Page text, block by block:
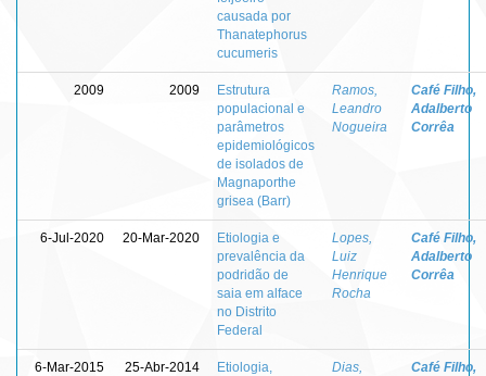
causada por
Thanatephorus
cucumeris
2009 2009
Estrutura
populacional e
parâmetros
epidemiológicos
de isolados de
Magnaporthe
grisea (Barr)
Ramos,
Leandro
Nogueira
Café Filho,
Adalberto
Corrêa
6-Jul-2020 20-Mar-2020
Etiologia e
prevalência da
podridão de
saia em alface
no Distrito
Federal
Lopes,
Luiz
Henrique
Rocha
Café Filho,
Adalberto
Corrêa
6-Mar-2015 25-Abr-2014
Etiologia,
Dias,
Café Filho,